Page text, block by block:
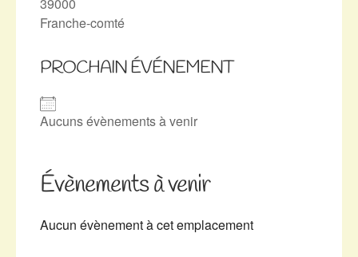
Franche-comté
PROCHAIN ÉVÉNEMENT
Aucuns évènements à venir
Évènements à venir
Aucun évènement à cet emplacement